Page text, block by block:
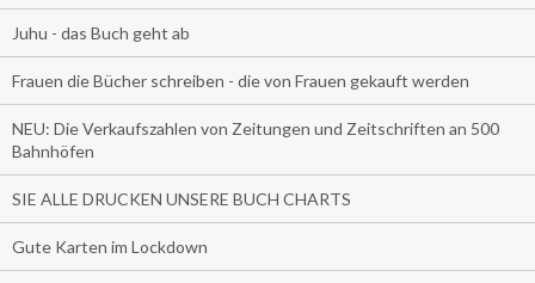
Juhu - das Buch geht ab
Frauen die Bücher schreiben - die von Frauen gekauft werden
NEU: Die Verkaufszahlen von Zeitungen und Zeitschriften an 500
Bahnhöfen
SIE ALLE DRUCKEN UNSERE BUCH CHARTS
Gute Karten im Lockdown